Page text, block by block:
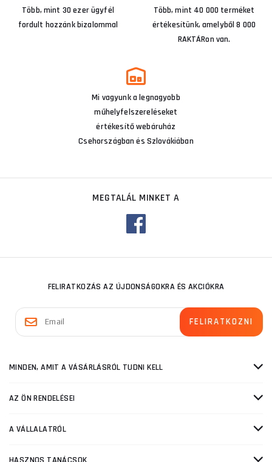
Több, mint 30 ezer ügyfél
fordult hozzánk bizalommal
Több, mint 40 000 terméket
értékesítünk, amelyből 8 000
RAKTÁRon van.
Mi vagyunk a legnagyobb
műhelyfelszereléseket
értékesítő webáruház
Csehországban és Szlovákiában
MEGTALÁL MINKET A
FELIRATKOZÁS AZ ÚJDONSÁGOKRA ÉS AKCIÓKRA
MINDEN, AMIT A VÁSÁRLÁSRÓL TUDNI KELL
AZ ÖN RENDELÉSEI
A VÁLLALATRÓL